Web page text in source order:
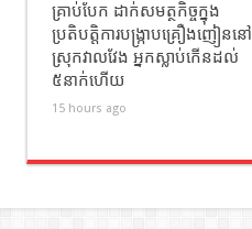
គ្រាប់បែក ដាក់សមត្ថកិច្ចក្នុង
ប្រតិបត្តិការបង្ក្រាបគ្រឿងញៀននៅ
ស្រុកវាលវែង អ្នកស្លាប់កើនដល់
៥នាក់ហើយ
15 hours ago